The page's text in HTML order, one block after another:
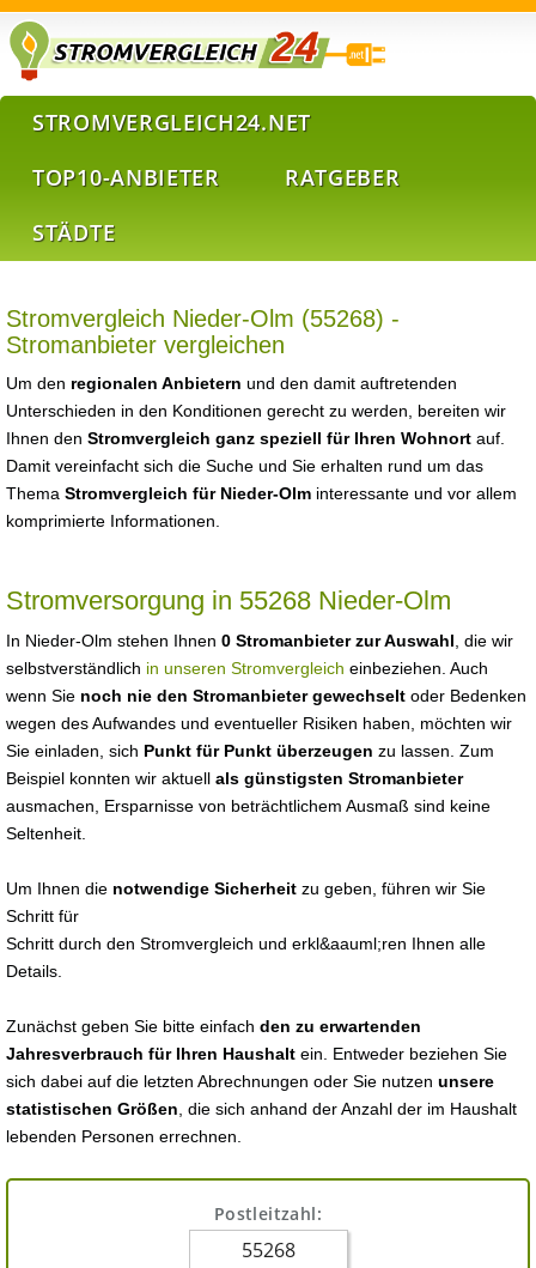
STROMVERGLEICH24.NET
TOP10-ANBIETER
RATGEBER
STÄDTE
Stromvergleich Nieder-Olm (55268) -
Stromanbieter vergleichen
Um den regionalen Anbietern und den damit auftretenden
Unterschieden in den Konditionen gerecht zu werden, bereiten wir
Ihnen den Stromvergleich ganz speziell für Ihren Wohnort auf.
Damit vereinfacht sich die Suche und Sie erhalten rund um das
Thema Stromvergleich für Nieder-Olm interessante und vor allem
komprimierte Informationen.
Stromversorgung in 55268 Nieder-Olm
In Nieder-Olm stehen Ihnen 0 Stromanbieter zur Auswahl , die wir
selbstverständlich in unseren Stromvergleich einbeziehen. Auch
wenn Sie noch nie den Stromanbieter gewechselt oder Bedenken
wegen des Aufwandes und eventueller Risiken haben, möchten wir
Sie einladen, sich Punkt für Punkt überzeugen zu lassen. Zum
Beispiel konnten wir aktuell als günstigsten Stromanbieter
ausmachen, Ersparnisse von beträchtlichem Ausmaß sind keine
Seltenheit.
Um Ihnen die notwendige Sicherheit zu geben, führen wir Sie
Schritt für
Schritt durch den Stromvergleich und erkl&aauml;ren Ihnen alle
Details.
Zunächst geben Sie bitte einfach den zu erwartenden
Jahresverbrauch für Ihren Haushalt ein. Entweder beziehen Sie
sich dabei auf die letzten Abrechnungen oder Sie nutzen unsere
statistischen Größen , die sich anhand der Anzahl der im Haushalt
lebenden Personen errechnen.
Postleitzahl: